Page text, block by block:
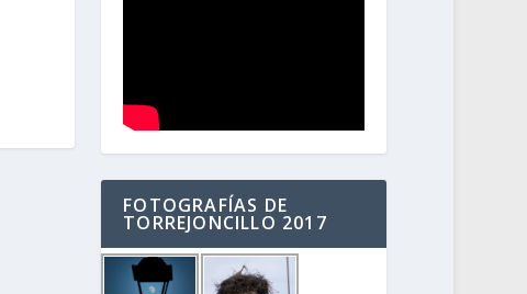
FOTOGRAFÍAS DE
TORREJONCILLO 2017